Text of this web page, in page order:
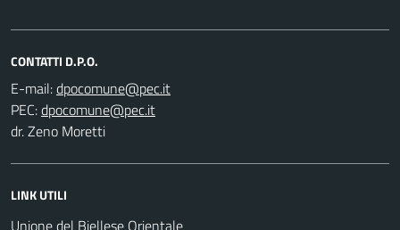
CONTATTI D.P.O.
E-mail:
PEC:
dr. Zeno Moretti
LINK UTILI
Unione del Biellese Orientale